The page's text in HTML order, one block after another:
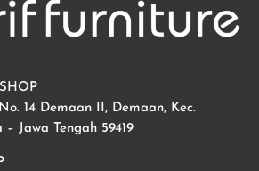
14 Demaan II, Demaan, Kec.
Jawa Tengah 59419